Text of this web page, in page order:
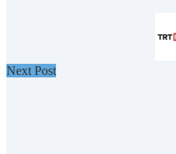
Next Post